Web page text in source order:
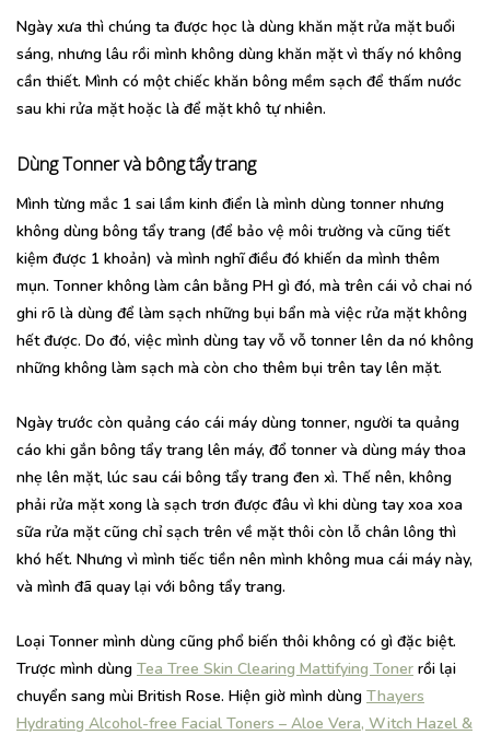
Ngày xưa thì chúng ta được học là dùng khăn mặt rửa mặt buổi
sáng, nhưng lâu rồi mình không dùng khăn mặt vì thấy nó không
cần thiết. Mình có một chiếc khăn bông mềm sạch để thấm nước
sau khi rửa mặt hoặc là để mặt khô tự nhiên.
Dùng Tonner và bông tẩy trang
Mình từng mắc 1 sai lầm kinh điển là mình dùng tonner nhưng
không dùng bông tẩy trang (để bảo vệ môi trường và cũng tiết
kiệm được 1 khoản) và mình nghĩ điều đó khiến da mình thêm
mụn. Tonner không làm cân bằng PH gì đó, mà trên cái vỏ chai nó
ghi rõ là dùng để làm sạch những bụi bẩn mà việc rửa mặt không
hết được. Do đó, việc mình dùng tay vỗ vỗ tonner lên da nó không
những không làm sạch mà còn cho thêm bụi trên tay lên mặt.
Ngày trước còn quảng cáo cái máy dùng tonner, người ta quảng
cáo khi gắn bông tẩy trang lên máy, đổ tonner và dùng máy thoa
nhẹ lên mặt, lúc sau cái bông tẩy trang đen xì. Thế nên, không
phải rửa mặt xong là sạch trơn được đâu vì khi dùng tay xoa xoa
sữa rửa mặt cũng chỉ sạch trên về mặt thôi còn lỗ chân lông thì
khó hết. Nhưng vì mình tiếc tiền nên mình không mua cái máy này,
và mình đã quay lại với bông tẩy trang.
Loại Tonner mình dùng cũng phổ biến thôi không có gì đặc biệt.
Trược mình dùng Tea Tree Skin Clearing Mattifying Toner rồi lại
chuyển sang mùi British Rose. Hiện giờ mình dùng Thayers
Hydrating Alcohol-free Facial Toners – Aloe Vera, Witch Hazel &